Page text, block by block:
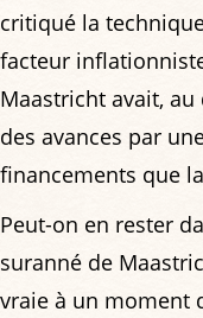
critiqué la
facteur
Maastricht avait,
des avances par
financements que
Peut-on en rester
suranné de
vraie à un moment